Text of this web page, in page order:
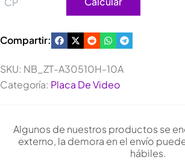
Compartir:
SKU: NB_ZT-A30510H-10A
Categoría: Placa De Video
Algunos de nuestros productos se
externo, la demora en el envío
hábiles.